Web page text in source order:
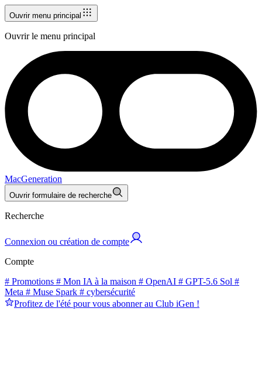
Ouvrir menu principal
Ouvrir le menu principal
MacGeneration
Ouvrir formulaire de recherche
Recherche
Connexion ou création de compte
Compte
# Promotions # Mon IA à la maison # OpenAI # GPT-5.6 Sol #
Meta # Muse Spark # cybersécurité
Profitez de l'été pour vous abonner au Club iGen !